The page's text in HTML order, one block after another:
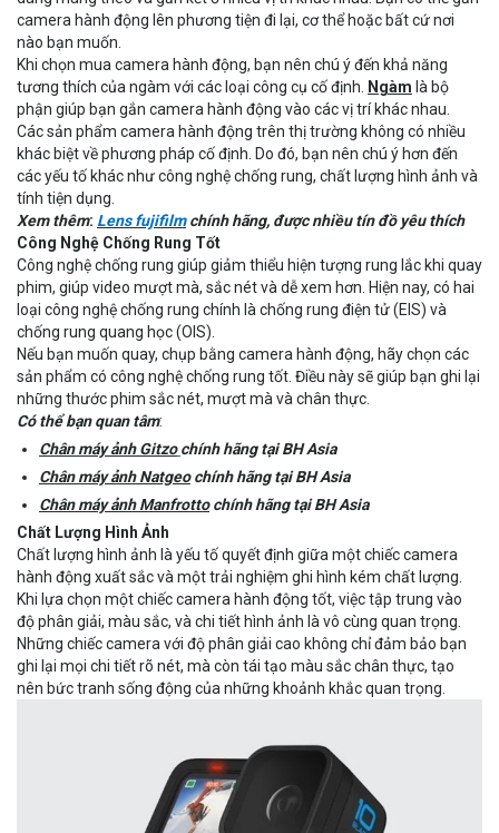
camera hành động lên phương tiện đi lại, cơ thể hoặc bất cứ nơi
nào bạn muốn.
Khi chọn mua camera hành động, bạn nên chú ý đến khả năng
tương thích của ngàm với các loại công cụ cố định.
Ngàm là bộ
phận giúp bạn gắn camera hành động vào các vị trí khác nhau.
Các sản phẩm camera hành động trên thị trường không có nhiều
khác biệt về phương pháp cố định. Do đó, bạn nên chú ý hơn đến
các yếu tố khác như công nghệ chống rung, chất lượng hình ảnh và
tính tiện dụng.
Xem thêm: Lens fujifilmchính hãng, được nhiều tín đồ yêu thích
Công Nghệ Chống Rung Tốt
Công nghệ chống rung giúp giảm thiểu hiện tượng rung lắc khi quay
phim, giúp video mượt mà, sắc nét và dễ xem hơn. Hiện nay, có hai
loại công nghệ chống rung chính là chống rung điện tử (EIS) và
chống rung quang học (OIS).
Nếu bạn muốn quay, chụp bằng camera hành động, hãy chọn các
sản phẩm có công nghệ chống rung tốt. Điều này sẽ giúp bạn ghi lại
những thước phim sắc nét, mượt mà và chân thực.
Có thể bạn quan tâm:
Chân máy ảnh Gitzo chính hãng tại BH Asia
Chân máy ảnh Natgeo chính hãng tại BH Asia
Chân máy ảnh Manfrottochính hãng tại BH Asia
Chất Lượng Hình Ảnh
Chất lượng hình ảnh là yếu tố quyết định giữa một chiếc camera
hành động xuất sắc và một trải nghiệm ghi hình kém chất lượng.
Khi lựa chọn một chiếc camera hành động tốt, việc tập trung vào
độ phân giải, màu sắc, và chi tiết hình ảnh là vô cùng quan trọng.
Những chiếc camera với độ phân giải cao không chỉ đảm bảo bạn
ghi lại mọi chi tiết rõ nét, mà còn tái tạo màu sắc chân thực, tạo
nên bức tranh sống động của những khoảnh khắc quan trọng.